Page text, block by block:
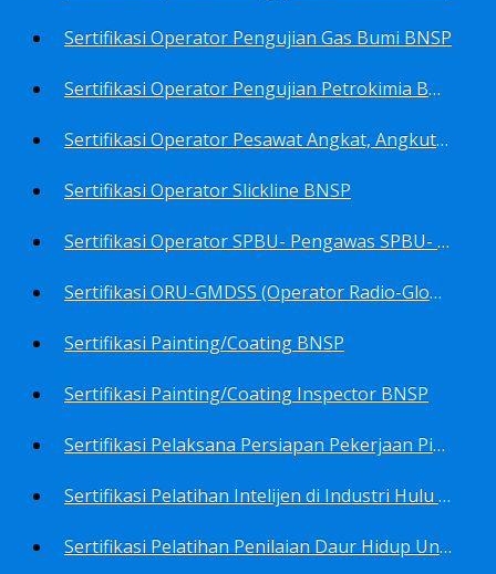
Sertifikasi Operator Pengujian Gas Bumi BNSP
Sertifikasi Operator Pengujian Petrokimia BNSP
Sertifikasi Operator Pesawat Angkat, Angkut Dan Juru Ikat Beban BNSP
Sertifikasi Operator Slickline BNSP
Sertifikasi Operator SPBU- Pengawas SPBU- Teknisi SPBU- Teknisi Service Station SPBU BNSP
Sertifikasi ORU-GMDSS (Operator Radio-Global Maritime Distress&Safety System) BNSP
Sertifikasi Painting/Coating BNSP
Sertifikasi Painting/Coating Inspector BNSP
Sertifikasi Pelaksana Persiapan Pekerjaan Pims BNSP
Sertifikasi Pelatihan Intelijen di Industri Hulu Minyak dan Gas Bumi BNSP
Sertifikasi Pelatihan Penilaian Daur Hidup Untuk PROPER (Life Cycle Asssment) BNSP